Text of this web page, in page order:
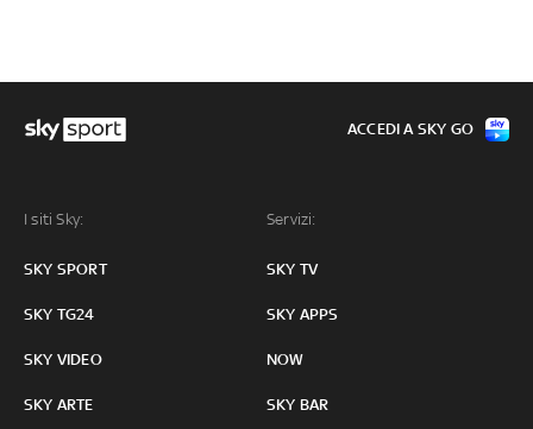
I siti Sky:
SKY SPORT
SKY TG24
SKY VIDEO
SKY ARTE
Servizi:
SKY TV
SKY APPS
NOW
SKY BAR
ACCEDI A SKY GO